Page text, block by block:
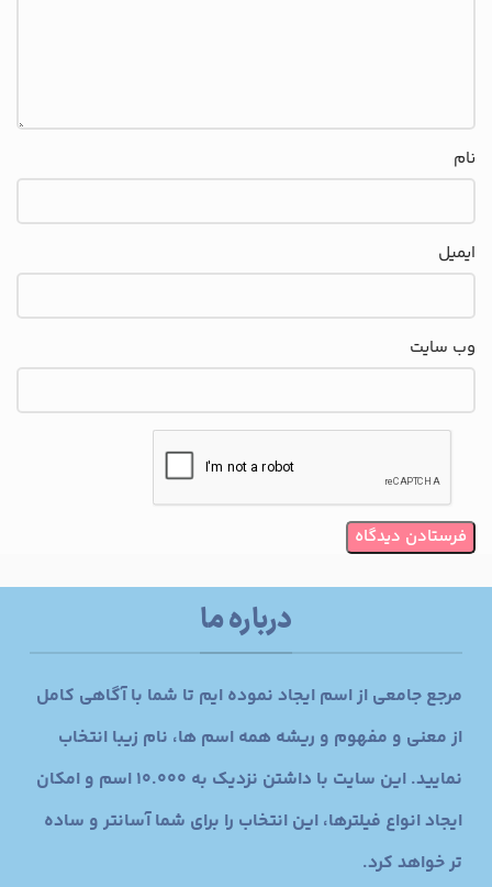
نام
ایمیل
وب‌ سایت
درباره ما
مرجع جامعی از اسم ایجاد نموده ایم تا شما با آگاهی کامل
از معنی و مفهوم و ریشه همه اسم ها، نام زیبا انتخاب
نمایید. این سایت با داشتن نزدیک به 10.000 اسم و امکان
ایجاد انواع فیلترها، این انتخاب را برای شما آسانتر و ساده
تر خواهد کرد.